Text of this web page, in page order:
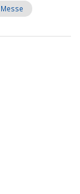
Messe